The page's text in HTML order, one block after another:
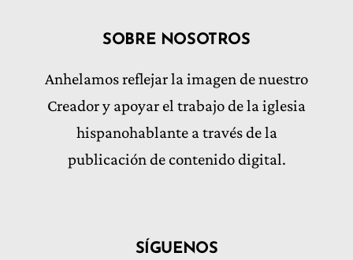
SOBRE NOSOTROS
Anhelamos reflejar la imagen de nuestro
Creador y apoyar el trabajo de la iglesia
hispanohablante a través de la
publicación de contenido digital.
SÍGUENOS